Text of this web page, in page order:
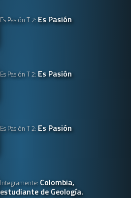
Es Pasión T 2: Es Pasión
Es Pasión T 2: Es Pasión
Es Pasión T 2: Es Pasión
Integramente: Colombia,
estudiante de Geología.